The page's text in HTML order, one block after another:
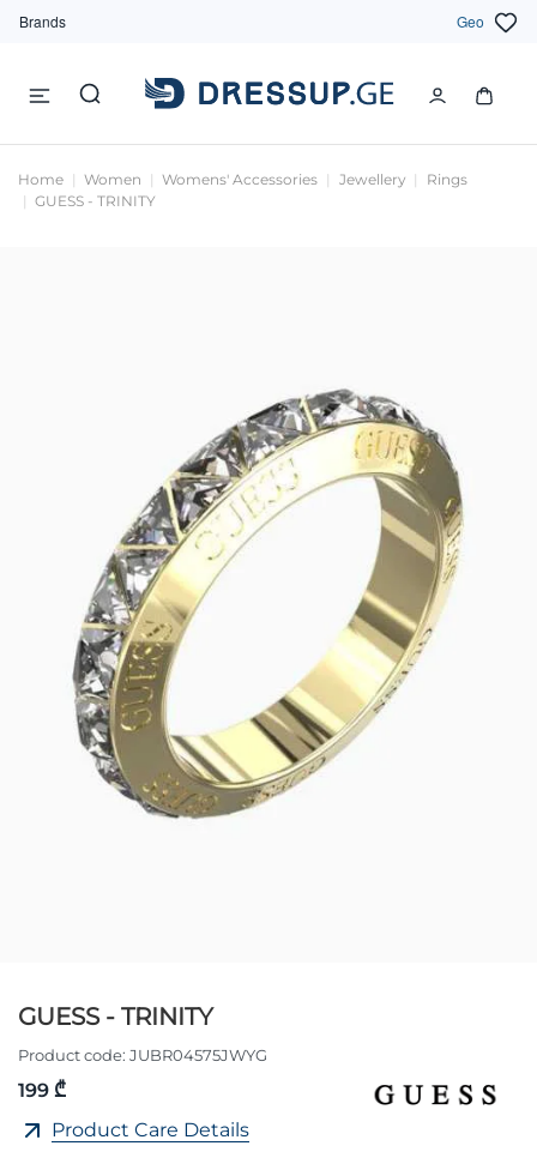
Brands Geo
Home Women Womens' Accessories Jewellery
Rings
GUESS - TRINITY
GUESS - TRINITY
Product code: JUBR04575JWYG
199 ₾
Product Care Details